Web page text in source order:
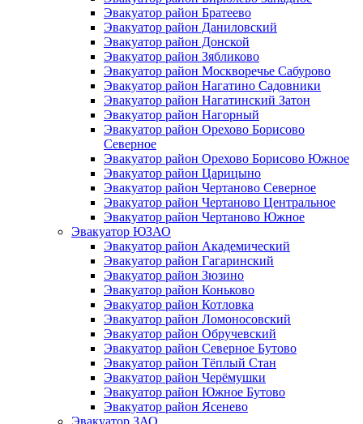
Эвакуатор район Братеево
Эвакуатор район Даниловский
Эвакуатор район Донской
Эвакуатор район Зябликово
Эвакуатор район Москворечье Сабурово
Эвакуатор район Нагатино Cадовники
Эвакуатор район Нагатинский Затон
Эвакуатор район Нагорный
Эвакуатор район Орехово Борисово
Северное
Эвакуатор район Орехово Борисово Южное
Эвакуатор район Царицыно
Эвакуатор район Чертаново Северное
Эвакуатор район Чертаново Центральное
Эвакуатор район Чертаново Южное
Эвакуатор ЮЗАО
Эвакуатор район Академический
Эвакуатор район Гагаринский
Эвакуатор район Зюзино
Эвакуатор район Коньково
Эвакуатор район Котловка
Эвакуатор район Ломоносовский
Эвакуатор район Обручевский
Эвакуатор район Северное Бутово
Эвакуатор район Тёплый Стан
Эвакуатор район Черёмушки
Эвакуатор район Южное Бутово
Эвакуатор район Ясенево